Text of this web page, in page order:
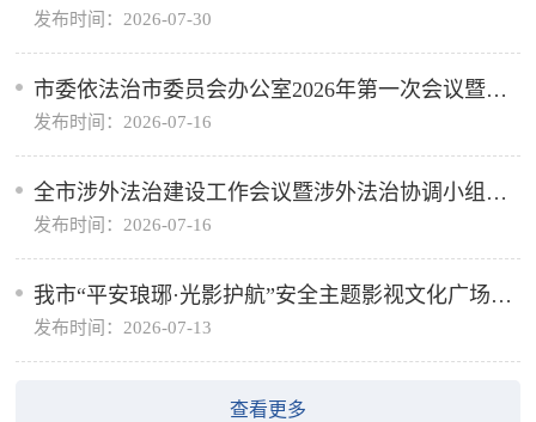
问活动
发布时间：2026-07-30
市委依法治市委员会办公室2026年第一次会议暨市
社区矫正委员会会议召开
发布时间：2026-07-16
全市涉外法治建设工作会议暨涉外法治协调小组第
一次会议召开
发布时间：2026-07-16
我市“平安琅琊·光影护航”安全主题影视文化广场试
点项目揭牌仪式暨“齐鲁守护·夏季攻势”主题宣防活
动举行
发布时间：2026-07-13
查看更多